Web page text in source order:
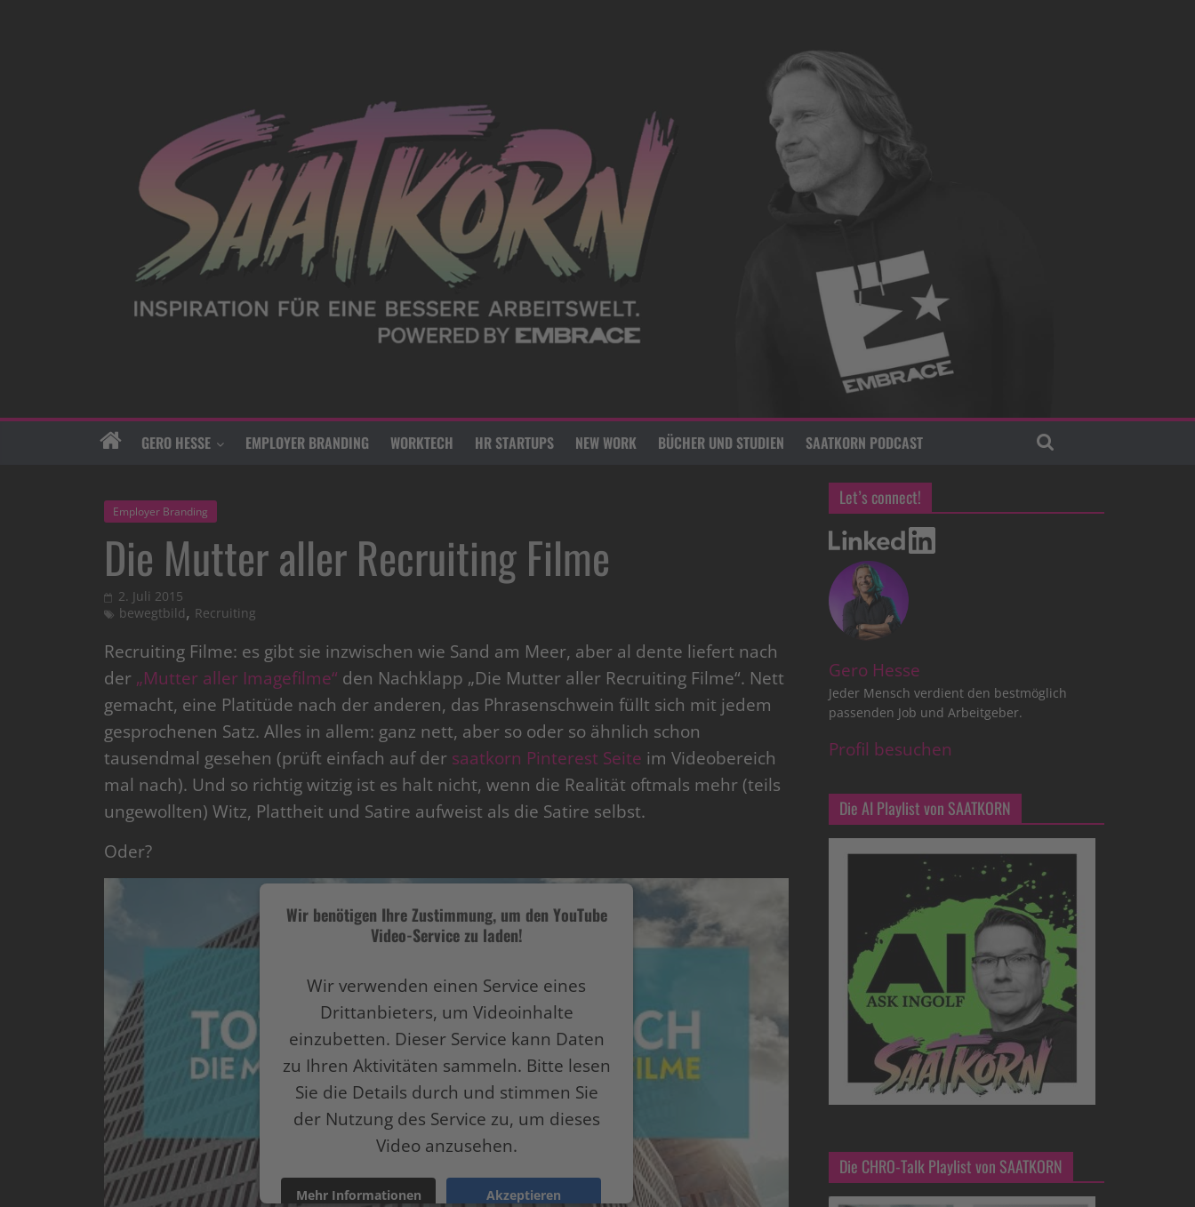
GERO HESSE EMPLOYER BRANDING WORKTECH HR STARTUPS NEW WORK BÜCHER UND STUDIEN SAATKORN PODCAST
Employer Branding
Die Mutter aller Recruiting Filme
2. Juli 2015
bewegtbild, Recruiting
Recruiting Filme: es gibt sie inzwischen wie Sand am Meer, aber al dente liefert nach
der „Mutter aller Imagefilme“ den Nachklapp „Die Mutter aller Recruiting Filme“. Nett
gemacht, eine Platitüde nach der anderen, das Phrasenschwein füllt sich mit jedem
gesprochenen Satz. Alles in allem: ganz nett, aber so oder so ähnlich schon
tausendmal gesehen (prüft einfach auf der saatkorn Pinterest Seite im Videobereich
mal nach). Und so richtig witzig ist es halt nicht, wenn die Realität oftmals mehr (teils
ungewollten) Witz, Plattheit und Satire aufweist als die Satire selbst.
Oder?
Wir benötigen Ihre Zustimmung, um den YouTube
Video-Service zu laden!
Wir verwenden einen Service eines
Drittanbieters, um Videoinhalte
einzubetten. Dieser Service kann Daten
zu Ihren Aktivitäten sammeln. Bitte lesen
Sie die Details durch und stimmen Sie
der Nutzung des Service zu, um dieses
Video anzusehen.
Mehr Informationen Akzeptieren
Let’s connect!
Gero Hesse
Jeder Mensch verdient den bestmöglich
passenden Job und Arbeitgeber.
Profil besuchen
Die AI Playlist von SAATKORN
Die CHRO-Talk Playlist von SAATKORN